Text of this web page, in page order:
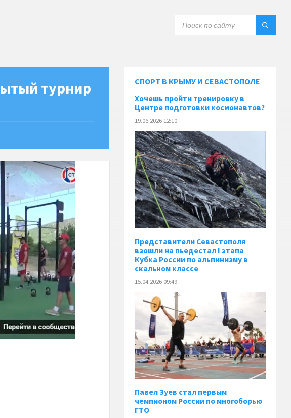
турнир
СПОРТ В КРЫМУ И СЕВАСТОПОЛЕ
Хочешь пройти тренировку в
Центре подготовки космонавтов?
19.06.2026 12:10
Представители Севастополя
взошли на пьедестал I этапа
Кубка России по альпинизму в
скальном классе
15.04.2026 09:49
Павел Зуев стал первым
чемпионом России по многоборью
ГТО